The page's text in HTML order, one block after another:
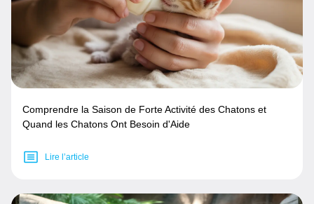
Comprendre la Saison de Forte Activité des Chatons et
Quand les Chatons Ont Besoin d'Aide
Lire l’article